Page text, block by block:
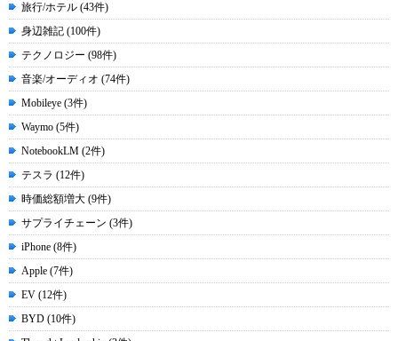
旅行/ホテル (43件)
身辺雑記 (100件)
テクノロジー (98件)
音楽/オーディオ (74件)
Mobileye (3件)
Waymo (5件)
NotebookLM (2件)
テスラ (12件)
時価総額増大 (9件)
サプライチェーン (3件)
iPhone (8件)
Apple (7件)
EV (12件)
BYD (10件)